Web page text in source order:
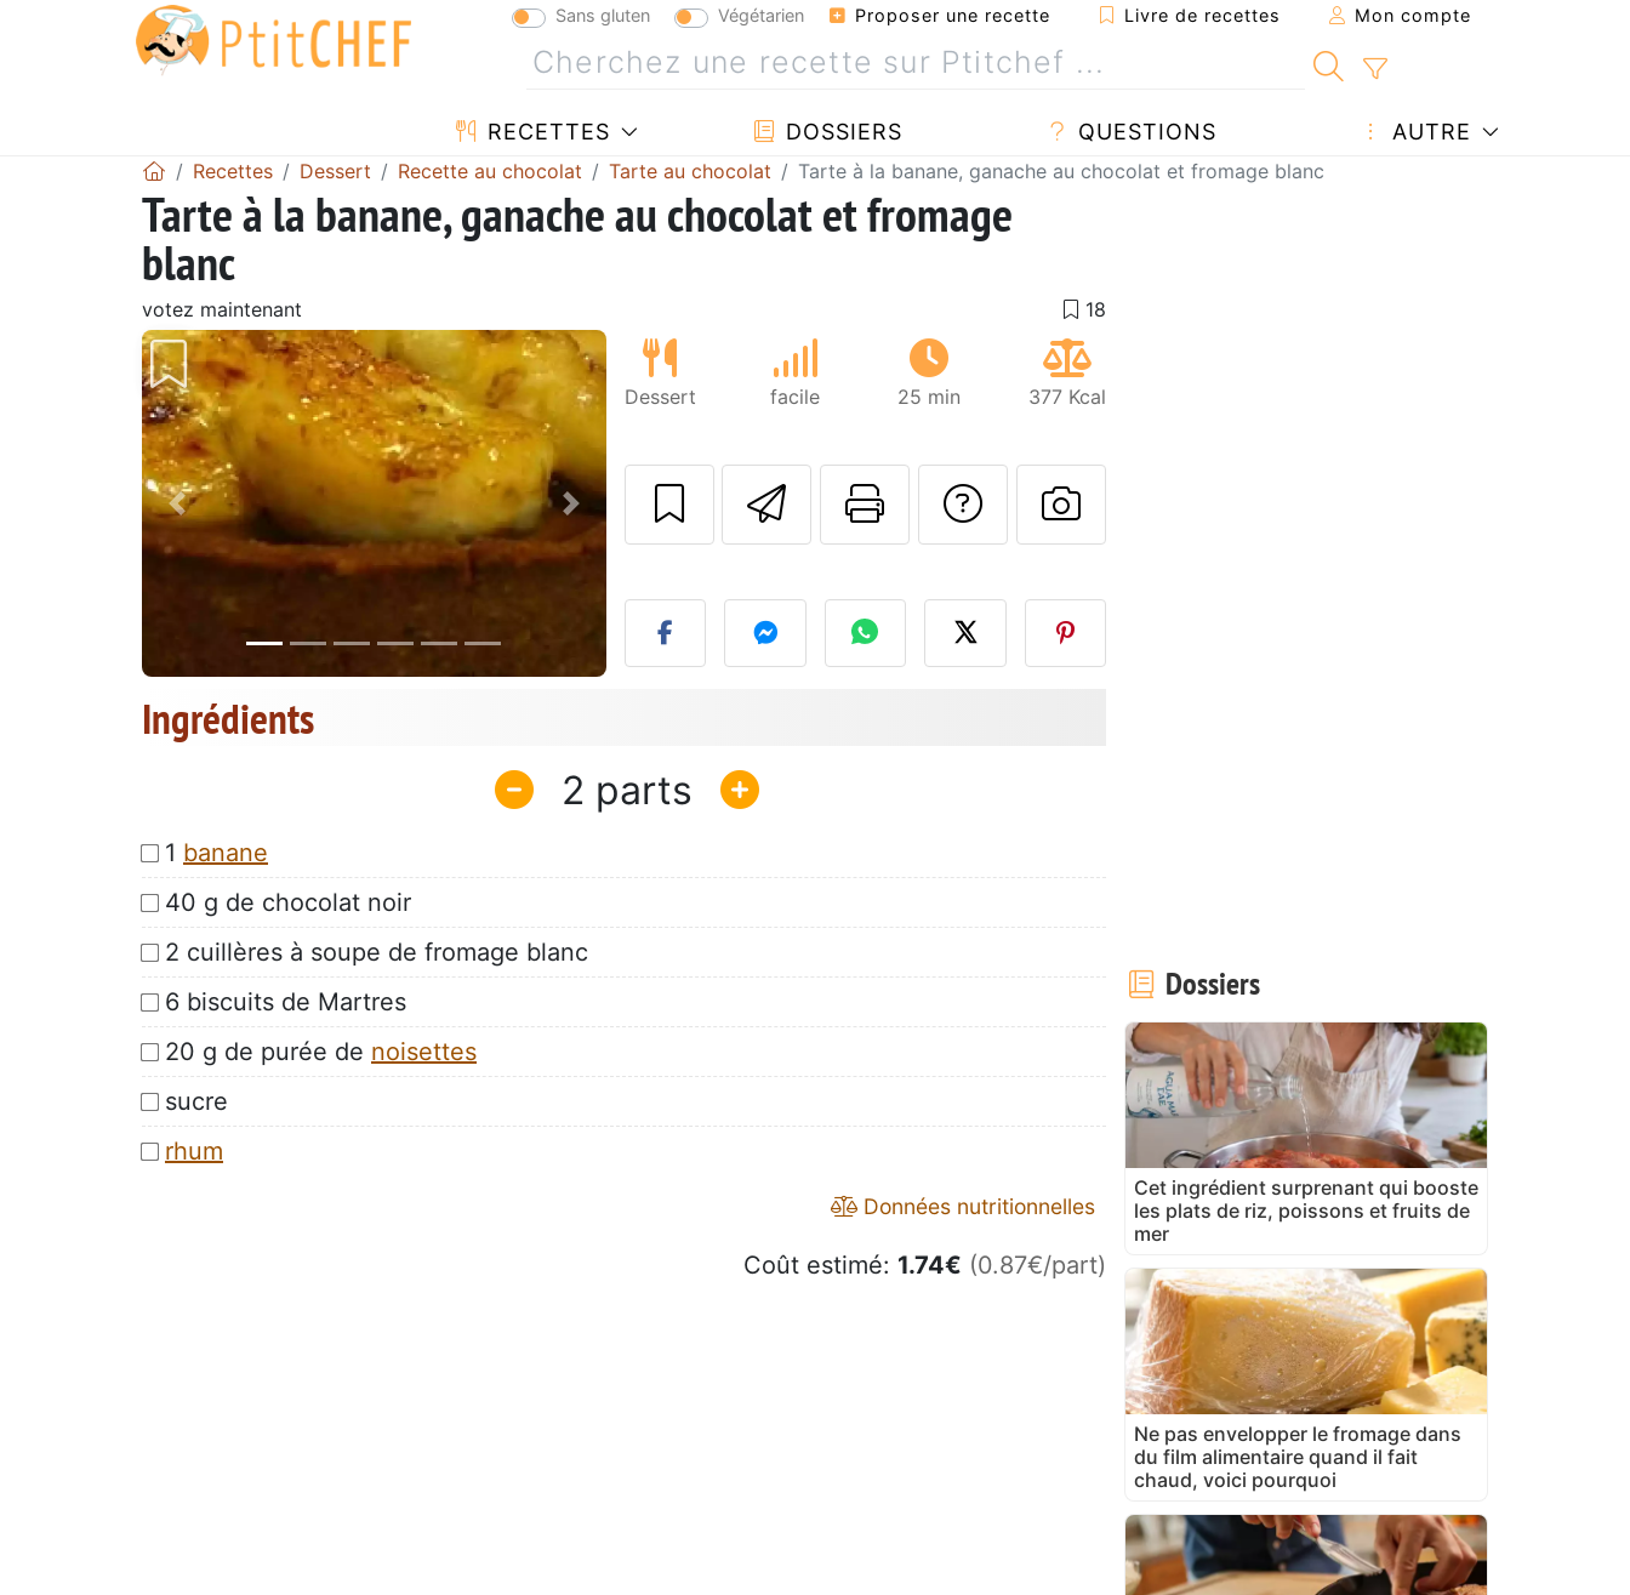
Sans gluten Végétarien Proposer une recette Livre de recettes Mon compte
RECETTES DOSSIERS QUESTIONS AUTRE
Recettes Dessert Recette au chocolat Tarte au chocolat Tarte à la banane, ganache au chocolat et fromage blanc
Tarte à la banane, ganache au chocolat et fromage
blanc
votez maintenant
Précédent Suivant
Dessert facile 25 min 377 Kcal
Envoyer cette recette à un ami
Imprimer cette page
Poser une question à l'auteur
Publier votre photo de cette
Ingrédients
2
1 banane
40 g de chocolat noir
2 cuillères à soupe de fromage blanc
6 biscuits de Martres
20 g de purée de noisettes
sucre
rhum
Données nutritionnelles
Coût estimé: 1.74€ (0.87€/part)
Dossiers
Cet ingrédient surprenant qui booste
les plats de riz, poissons et fruits de
mer
Ne pas envelopper le fromage dans
du film alimentaire quand il fait
chaud, voici pourquoi